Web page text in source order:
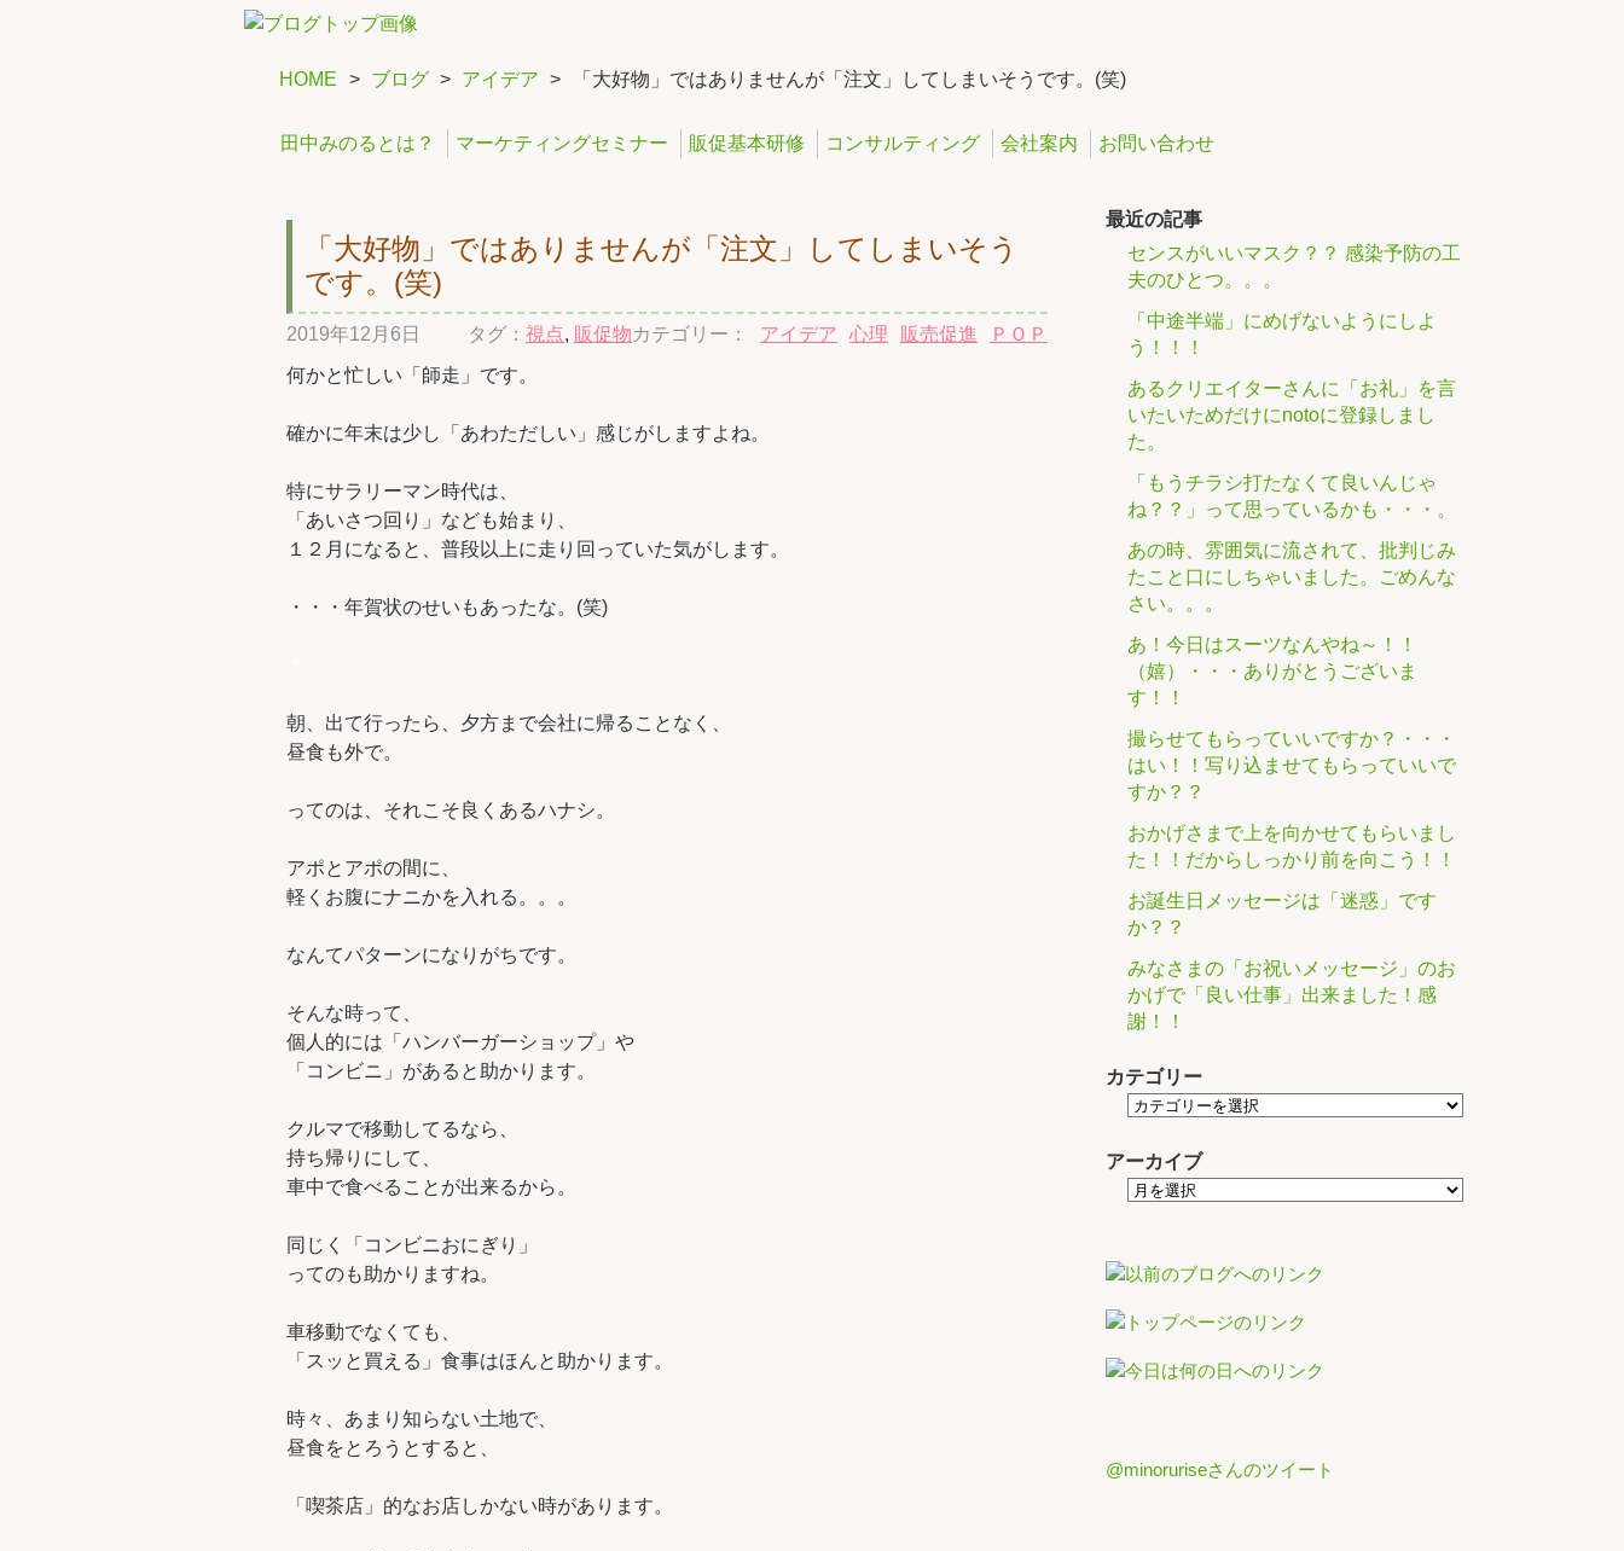
HOME > ブログ > アイデア > 「大好物」ではありませんが「注文」してしまいそうです。(笑)
田中みのるとは？ マーケティングセミナー 販促基本研修 コンサルティング 会社案内 お問い合わせ
「大好物」ではありませんが「注文」してしまいそう
です。(笑)
2019年12月6日 カテゴリー： アイデア 心理 販売促進 ＰＯＰ
タグ： 視点, 販促物
何かと忙しい「師走」です。
確かに年末は少し「あわただしい」感じがしますよね。
特にサラリーマン時代は、
「あいさつ回り」なども始まり、
１２月になると、普段以上に走り回っていた気がします。
・・・年賀状のせいもあったな。(笑)
朝、出て行ったら、夕方まで会社に帰ることなく、
昼食も外で。
ってのは、それこそ良くあるハナシ。
アポとアポの間に、
軽くお腹にナニかを入れる。。。
なんてパターンになりがちです。
そんな時って、
個人的には「ハンバーガーショップ」や
「コンビニ」があると助かります。
クルマで移動してるなら、
持ち帰りにして、
車中で食べることが出来るから。
同じく「コンビニおにぎり」
ってのも助かりますね。
車移動でなくても、
「スッと買える」食事はほんと助かります。
時々、あまり知らない土地で、
昼食をとろうとすると、
「喫茶店」的なお店しかない時があります。
最近の記事
センスがいいマスク？？ 感染予防の工
夫のひとつ。。。
「中途半端」にめげないようにしよ
う！！！
あるクリエイターさんに「お礼」を言
いたいためだけにnotoに登録しまし
た。
「もうチラシ打たなくて良いんじゃ
ね？？」って思っているかも・・・。
あの時、雰囲気に流されて、批判じみ
たこと口にしちゃいました。ごめんな
さい。。。
あ！今日はスーツなんやね～！！
（嬉）・・・ありがとうございま
す！！
撮らせてもらっていいですか？・・・
はい！！写り込ませてもらっていいで
すか？？
おかげさまで上を向かせてもらいまし
た！！だからしっかり前を向こう！！
お誕生日メッセージは「迷惑」です
か？？
みなさまの「お祝いメッセージ」のお
かげで「良い仕事」出来ました！感
謝！！
カテゴリー
アーカイブ
@minoruriseさんのツイート